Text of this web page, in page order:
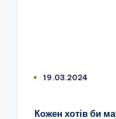
19.03.2024
Кожен хотів би